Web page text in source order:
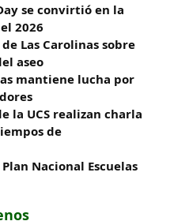
se convirtió en la
2026
Las Carolinas sobre
aseo
mantiene lucha por
la UCS realizan charla
de
Nacional Escuelas